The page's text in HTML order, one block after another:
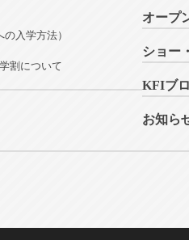
入学方法）
割について
オープ
ショー
KFIブ
お知ら